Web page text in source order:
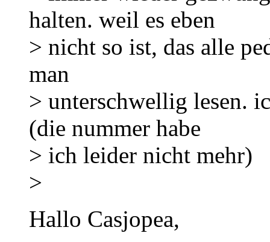
halten. weil es eben
> nicht so ist, das alle
man
> unterschwellig lesen.
(die nummer habe
> ich leider nicht mehr)
>
Hallo Casjopea,